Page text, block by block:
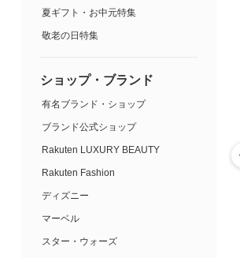
夏ギフト・お中元特集
敬老の日特集
ショップ・ブランド
有名ブランド・ショップ
ブランド公式ショップ
Rakuten LUXURY BEAUTY
Rakuten Fashion
ディズニー
マーベル
スター・ウォーズ